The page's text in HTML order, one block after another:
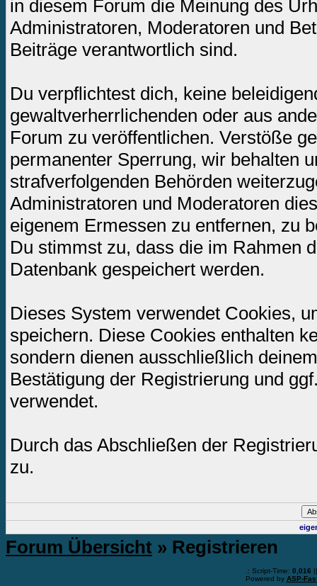
in diesem Forum die Meinung des
Administratoren, Moderatoren und
Beiträge verantwortlich sind.
Du verpflichtest dich, keine
gewaltverherrlichenden oder aus
Forum zu veröffentlichen. Verstöße
permanenter Sperrung, wir behalten
strafverfolgenden Behörden
Administratoren und Moderatoren
eigenem Ermessen zu entfernen, zu
Du stimmst zu, dass die im Rahmen
Datenbank gespeichert werden.
Dieses System verwendet Cookies,
speichern. Diese Cookies enthalten
sondern dienen ausschließlich
Bestätigung der Registrierung und
verwendet.
Durch das Abschließen der
zu.
Forum Übersicht » Registrieren
.: Script-Time: 0,016
Powered by ASP-